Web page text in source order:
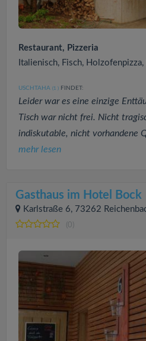
Restaurant, Pizzeria
Italienisch, Fisch, Holzofenpizza,
USCHTAHA (1 ) FINDET:
Leider war es eine einzige
Tisch war nicht frei. Nicht
indiskutable, nicht vorhandene
mehr lesen
Gasthaus im Hotel Bock
Karlstraße 6, 73262
(0)